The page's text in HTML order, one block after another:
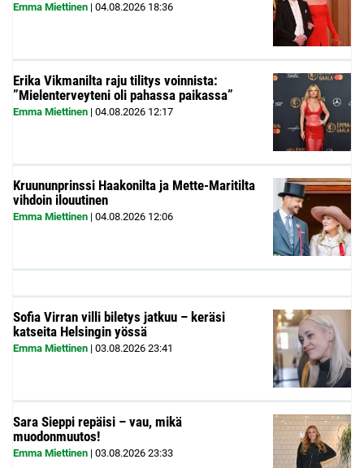
Emma Miettinen | 04.08.2026 18:36
Erika Vikmanilta raju tilitys voinnista:
”Mielenterveyteni oli pahassa paikassa”
Emma Miettinen | 04.08.2026 12:17
Kruununprinssi Haakonilta ja Mette-Maritilta
vihdoin ilouutinen
Emma Miettinen | 04.08.2026 12:06
Sofia Virran villi biletys jatkuu – keräsi
katseita Helsingin yössä
Emma Miettinen | 03.08.2026 23:41
Sara Sieppi repäisi – vau, mikä
muodonmuutos!
Emma Miettinen | 03.08.2026 23:33